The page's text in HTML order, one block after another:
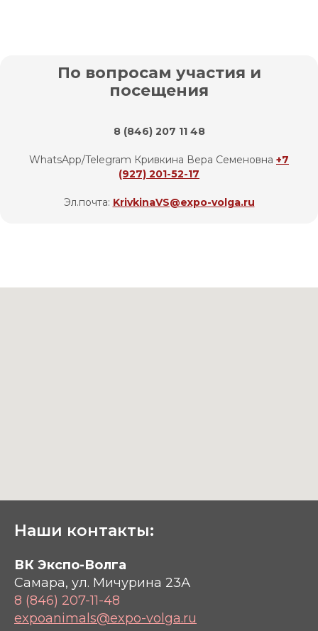
По вопросам участия и
посещения
8 (846) 207 11 48
WhatsApp/Telegram Кривкина Вера Семеновна +7
(927) 201-52-17
Эл.почта: KrivkinaVS@expo-volga.ru
Наши контакты:
ВК Экспо-Волга
Самара, ул. Мичурина 23А
8 (846) 207-11-48
expoanimals@expo-volga.ru